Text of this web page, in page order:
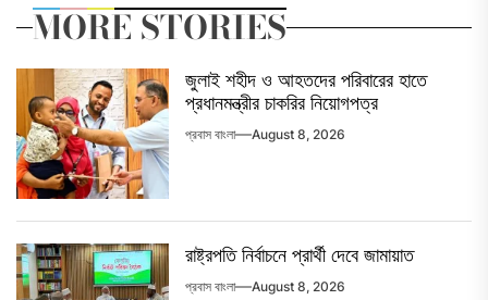
MORE STORIES
জুলাই শহীদ ও আহতদের পরিবারের হাতে
প্রধানমন্ত্রীর চাকরির নিয়োগপত্র
প্রবাস বাংলা August 8, 2026
রাষ্ট্রপতি নির্বাচনে প্রার্থী দেবে জামায়াত
প্রবাস বাংলা August 8, 2026